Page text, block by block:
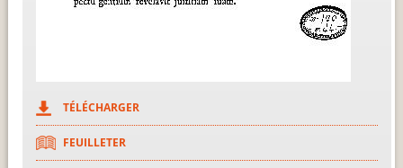
TÉLÉCHARGER
FEUILLETER